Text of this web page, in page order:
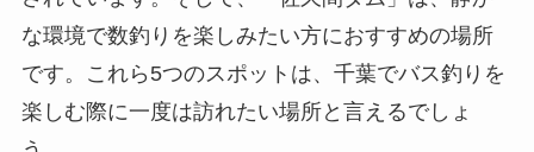
な環境で数釣りを楽しみたい方におすすめの場所
です。これら5つのスポットは、千葉でバス釣りを
楽しむ際に一度は訪れたい場所と言えるでしょ